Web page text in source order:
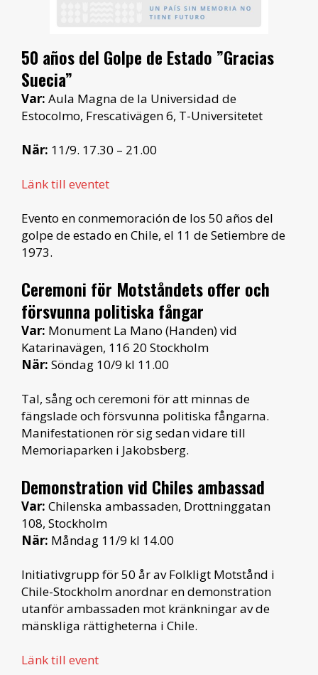
50 años del Golpe de Estado ”Gracias
Suecia”
Var: Aula Magna de la Universidad de
Estocolmo, Frescativägen 6, T-Universitetet
När: 11/9. 17.30 – 21.00
Länk till eventet
Evento en conmemoración de los 50 años del
golpe de estado en Chile, el 11 de Setiembre de
1973.
Ceremoni för Motståndets offer och
försvunna politiska fångar
Var: Monument La Mano (Handen) vid
Katarinavägen, 116 20 Stockholm
När: Söndag 10/9 kl 11.00
Tal, sång och ceremoni för att minnas de
fängslade och försvunna politiska fångarna.
Manifestationen rör sig sedan vidare till
Memoriaparken i Jakobsberg.
Demonstration vid Chiles ambassad
Var: Chilenska ambassaden, Drottninggatan
108, Stockholm
När: Måndag 11/9 kl 14.00
Initiativgrupp för 50 år av Folkligt Motstånd i
Chile-Stockholm anordnar en demonstration
utanför ambassaden mot kränkningar av de
mänskliga rättigheterna i Chile.
Länk till event